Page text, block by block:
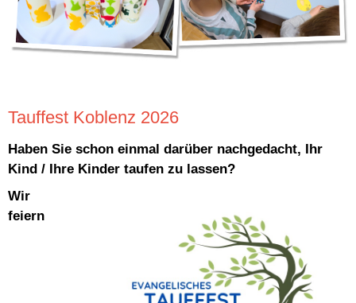
Tauffest Koblenz 2026
Haben Sie schon einmal darüber nachgedacht, Ihr
Kind / Ihre Kinder taufen zu lassen?
Wir
feiern